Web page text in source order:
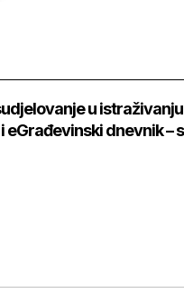
u
eGrađevinski dnevnik –